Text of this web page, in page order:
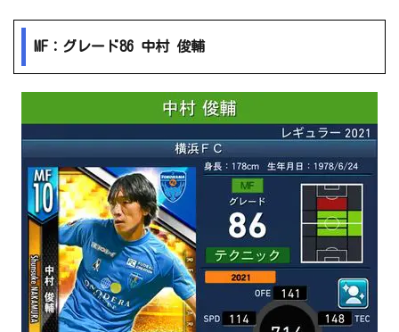
MF：グレード86 中村 俊輔